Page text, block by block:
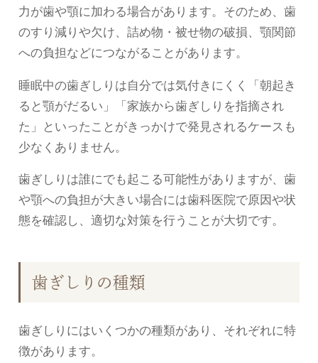
力が歯や顎に加わる場合があります。そのため、歯
のすり減りや欠け、詰め物・被せ物の破損、顎関節
への負担などにつながることがあります。
睡眠中の歯ぎしりは自分では気付きにくく「朝起き
ると顎がだるい」「家族から歯ぎしりを指摘され
た」といったことがきっかけで発見されるケースも
少なくありません。
歯ぎしりは誰にでも起こる可能性がありますが、歯
や顎への負担が大きい場合には歯科医院で原因や状
態を確認し、適切な対策を行うことが大切です。
歯ぎしりの種類
歯ぎしりにはいくつかの種類があり、それぞれに特
徴があります。